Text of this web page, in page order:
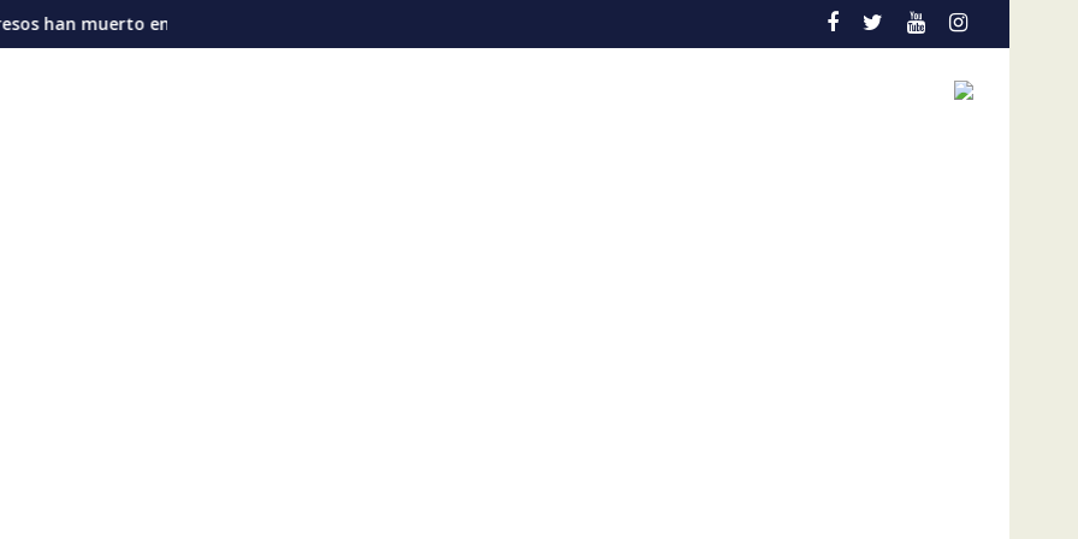
sino con ingeniería, mantenimiento, inversión y responsabilidad"
Venezuela en apenas cuatro meses Al menos 1.579 personas aún se